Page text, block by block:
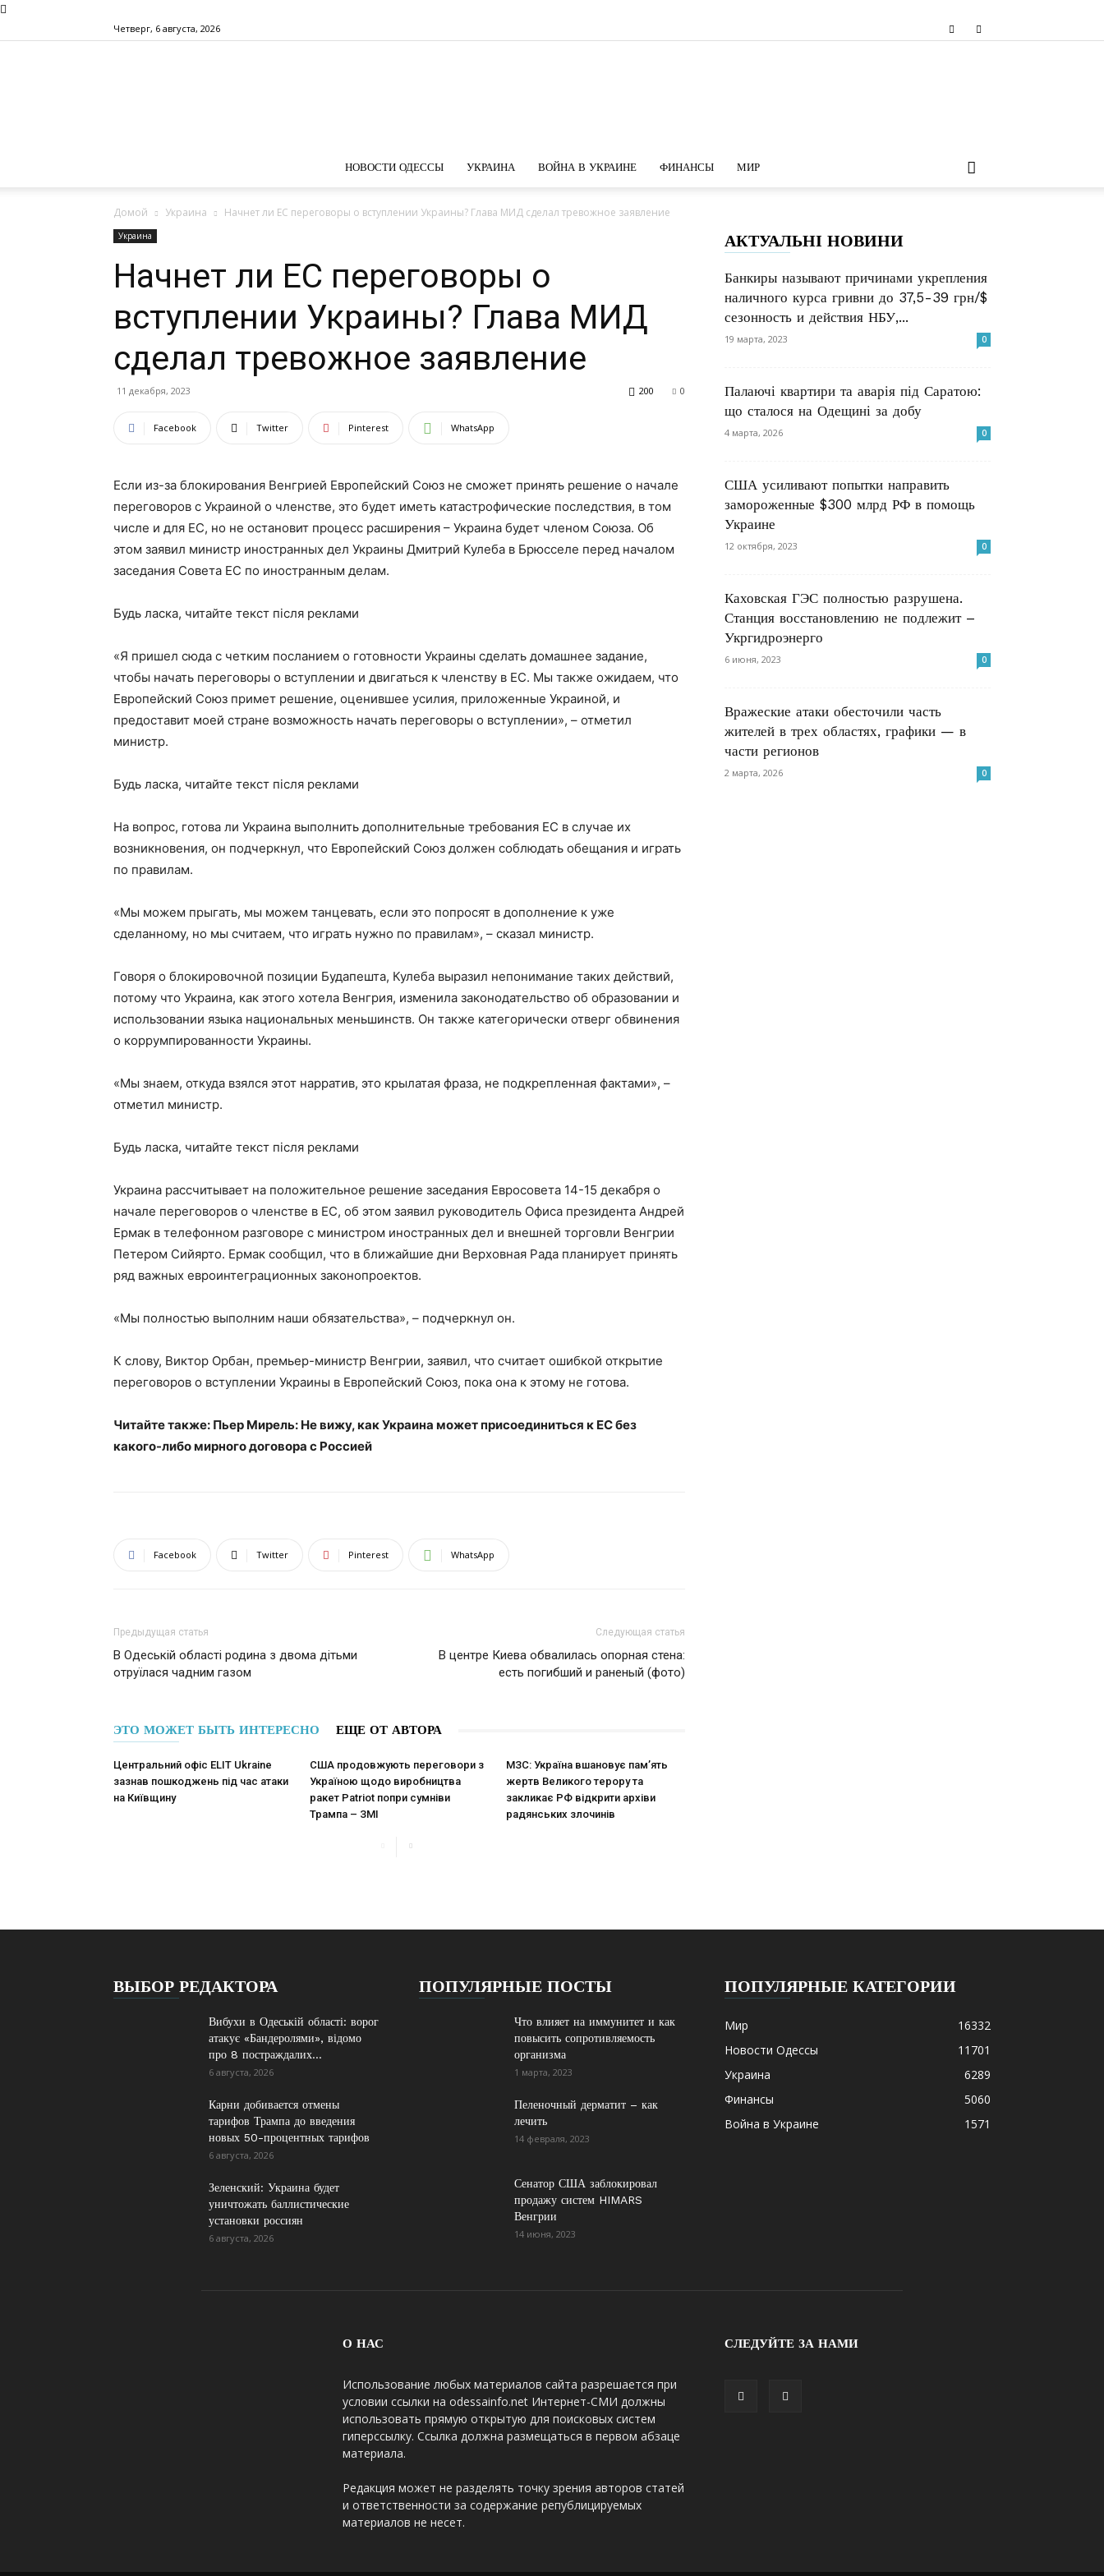
Четверг, 6 августа, 2026
НОВОСТИ ОДЕССЫ УКРАИНА ВОЙНА В УКРАИНЕ ФИНАНСЫ МИР
Домой Украина Начнет ли ЕС переговоры о вступлении Украины? Глава МИД сделал тревожное заявление
Украина
Начнет ли ЕС переговоры о
вступлении Украины? Глава МИД
сделал тревожное заявление
11 декабря, 2023 0
200
Facebook Twitter Pinterest WhatsApp
Если из-за блокирования Венгрией Европейский Союз не сможет принять решение о начале
переговоров с Украиной о членстве, это будет иметь катастрофические последствия, в том
числе и для ЕС, но не остановит процесс расширения – Украина будет членом Союза. Об
этом заявил министр иностранных дел Украины Дмитрий Кулеба в Брюсселе перед началом
заседания Совета ЕС по иностранным делам.
Будь ласка, читайте текст після реклами
«Я пришел сюда с четким посланием о готовности Украины сделать домашнее задание,
чтобы начать переговоры о вступлении и двигаться к членству в ЕС. Мы также ожидаем, что
Европейский Союз примет решение, оценившее усилия, приложенные Украиной, и
предоставит моей стране возможность начать переговоры о вступлении», – отметил
министр.
Будь ласка, читайте текст після реклами
На вопрос, готова ли Украина выполнить дополнительные требования ЕС в случае их
возникновения, он подчеркнул, что Европейский Союз должен соблюдать обещания и играть
по правилам.
«Мы можем прыгать, мы можем танцевать, если это попросят в дополнение к уже
сделанному, но мы считаем, что играть нужно по правилам», – сказал министр.
Говоря о блокировочной позиции Будапешта, Кулеба выразил непонимание таких действий,
потому что Украина, как этого хотела Венгрия, изменила законодательство об образовании и
использовании языка национальных меньшинств. Он также категорически отверг обвинения
о коррумпированности Украины.
«Мы знаем, откуда взялся этот нарратив, это крылатая фраза, не подкрепленная фактами», –
отметил министр.
Будь ласка, читайте текст після реклами
Украина рассчитывает на положительное решение заседания Евросовета 14-15 декабря о
начале переговоров о членстве в ЕС, об этом заявил руководитель Офиса президента Андрей
Ермак в телефонном разговоре с министром иностранных дел и внешней торговли Венгрии
Петером Сийярто. Ермак сообщил, что в ближайшие дни Верховная Рада планирует принять
ряд важных евроинтеграционных законопроектов.
«Мы полностью выполним наши обязательства», – подчеркнул он.
К слову, Виктор Орбан, премьер-министр Венгрии, заявил, что считает ошибкой открытие
переговоров о вступлении Украины в Европейский Союз, пока она к этому не готова.
Читайте также: Пьер Мирель: Не вижу, как Украина может присоединиться к ЕС без
какого-либо мирного договора с Россией
Facebook Twitter Pinterest WhatsApp
Предыдущая статья
В Одеській області родина з двома дітьми
отруїлася чадним газом
Следующая статья
В центре Киева обвалилась опорная стена:
есть погибший и раненый (фото)
ЭТО МОЖЕТ БЫТЬ ИНТЕРЕСНО ЕЩЕ ОТ АВТОРА
Центральний офіс ELIT Ukraine
зазнав пошкоджень під час атаки
на Київщину
США продовжують переговори з
Україною щодо виробництва
ракет Patriot попри сумніви
Трампа – ЗМІ
МЗС: Україна вшановує пам’ять
жертв Великого терору та
закликає РФ відкрити архіви
радянських злочинів
АКТУАЛЬНІ НОВИНИ
Банкиры называют причинами укрепления
наличного курса гривни до 37,5-39 грн/$
сезонность и действия НБУ,...
19 марта, 2023 0
Палаючі квартири та аварія під Саратою:
що сталося на Одещині за добу
4 марта, 2026 0
США усиливают попытки направить
замороженные $300 млрд РФ в помощь
Украине
12 октября, 2023 0
Каховская ГЭС полностью разрушена.
Станция восстановлению не подлежит –
Укргидроэнерго
6 июня, 2023 0
Вражеские атаки обесточили часть
жителей в трех областях, графики — в
части регионов
2 марта, 2026 0
ВЫБОР РЕДАКТОРА
Вибухи в Одеській області: ворог
атакує «Бандеролями», відомо
про 8 постраждалих...
6 августа, 2026
Карни добивается отмены
тарифов Трампа до введения
новых 50-процентных тарифов
6 августа, 2026
Зеленский: Украина будет
уничтожать баллистические
установки россиян
6 августа, 2026
ПОПУЛЯРНЫЕ ПОСТЫ
Что влияет на иммунитет и как
повысить сопротивляемость
организма
1 марта, 2023
Пеленочный дерматит – как
лечить
14 февраля, 2023
Сенатор США заблокировал
продажу систем HIMARS
Венгрии
14 июня, 2023
ПОПУЛЯРНЫЕ КАТЕГОРИИ
Мир
16332
Новости Одессы
11701
Украина
6289
Финансы
5060
Война в Украине
1571
О НАС
Использование любых материалов сайта разрешается при
условии ссылки на odessainfo.net Интернет-СМИ должны
использовать прямую открытую для поисковых систем
гиперссылку. Ссылка должна размещаться в первом абзаце
материала.
Редакция может не разделять точку зрения авторов статей
и ответственности за содержание републицируемых
материалов не несет.
СЛЕДУЙТЕ ЗА НАМИ